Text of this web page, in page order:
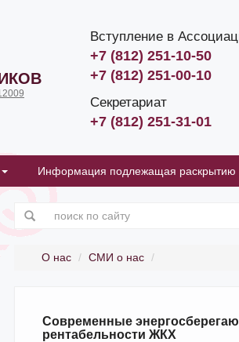
Вступление в
+7 (812) 251-10-50
+7 (812) 251-00-10
Секретариат
+7 (812) 251-31-01
Информация подлежащая раскрытию
О нас СМИ о нас
Современные
рентабельности ЖКХ